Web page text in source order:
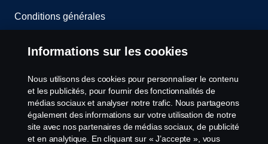
Conditions générales
Contactez-nous
Le système de lancement d'alerte
Politique de cookies
Paramètres des cookies
Informations sur les cookies
Nous utilisons des cookies pour personnaliser le contenu
et les publicités, pour fournir des fonctionnalités de
médias sociaux et analyser notre trafic. Nous partageons
également des informations sur votre utilisation de notre
site avec nos partenaires de médias sociaux, de publicité
et en analytique. En cliquant sur « J’accepte », vous